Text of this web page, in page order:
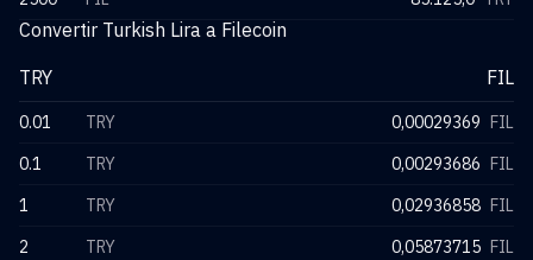
Convertir Turkish Lira a Filecoin
TRY
FIL
0.01 TRY 0,00029369 FIL
0.1
TRY 0,00293686 FIL
1
TRY 0,02936858 FIL
2
TRY 0,05873715 FIL